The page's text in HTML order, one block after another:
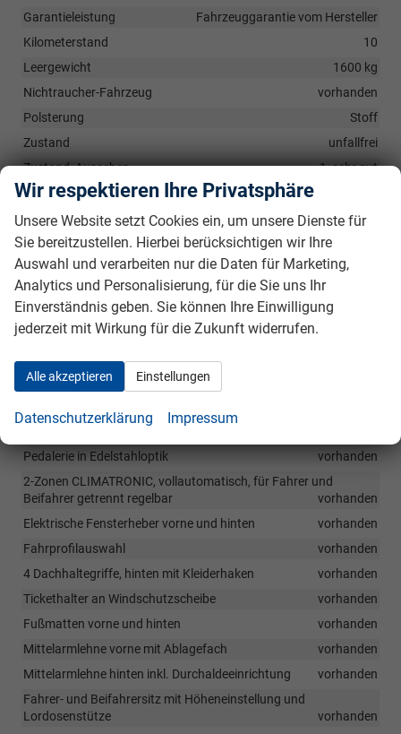
Garantieleistung
Fahrzeuggarantie vom Hersteller
Kilometerstand
10
Leergewicht
1600 kg
Nichtraucher-Fahrzeug
vorhanden
Polsterung
Stoff
Zustand
unfallfrei
Zustand, Aussehen
1, sehr gut
Zustand, Fahrfähigkeit
fahrtauglich
Serienausstattungen
Innen
Beheizbare Vordersitze
vorhanden
Handschuhfach beleuchtet
Innenspiegel mit Abblendautomatik
Adaptiver Abstandsassistent (ACC) mit Regelbereich bis 210
Pedalerie in Edelstahloptik
vorhanden
2-Zonen CLIMATRONIC, vollautomatisch, für Fahrer und
Beifahrer getrennt regelbar
vorhanden
Elektrische Fensterheber vorne und hinten
vorhanden
Fahrprofilauswahl
vorhanden
4 Dachhaltegriffe, hinten mit Kleiderhaken
vorhanden
Tickethalter an Windschutzscheibe
vorhanden
Fußmatten vorne und hinten
vorhanden
Mittelarmlehne vorne mit Ablagefach
vorhanden
Mittelarmlehne hinten inkl. Durchaldeeinrichtung
vorhanden
Fahrer- und Beifahrersitz mit Höheneinstellung und
Lordosenstütze
vorhanden
Wir respektieren Ihre Privatsphäre
Unsere Website setzt Cookies ein, um unsere Dienste für
Sie bereitzustellen. Hierbei berücksichtigen wir Ihre
Auswahl und verarbeiten nur die Daten für Marketing,
Analytics und Personalisierung, für die Sie uns Ihr
Einverständnis geben. Sie können Ihre Einwilligung
jederzeit mit Wirkung für die Zukunft widerrufen.
Alle akzeptieren Einstellungen
Datenschutzerklärung Impressum